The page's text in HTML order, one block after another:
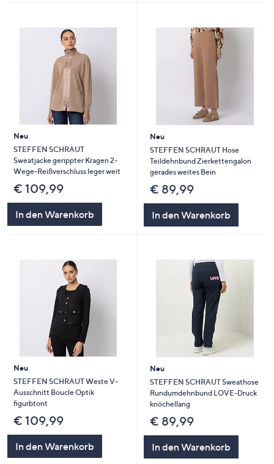
Neu
STEFFEN SCHRAUT
Sweatjacke gerippter Kragen 2-
Wege-Reißverschluss leger weit
€ 109,99
In den Warenkorb
Neu
STEFFEN SCHRAUT Hose
Teildehnbund Zierkettengalon
gerades weites Bein
€ 89,99
In den Warenkorb
Neu
STEFFEN SCHRAUT Weste V-
Ausschnitt Boucle Optik
figurbtont
€ 109,99
In den Warenkorb
Neu
STEFFEN SCHRAUT Sweathose
Rundumdehnbund LOVE-Druck
knöchellang
€ 89,99
In den Warenkorb